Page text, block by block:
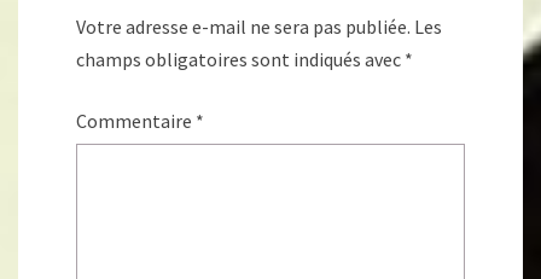
Votre adresse e-mail ne sera pas publiée. Les
champs obligatoires sont indiqués avec *
Commentaire *